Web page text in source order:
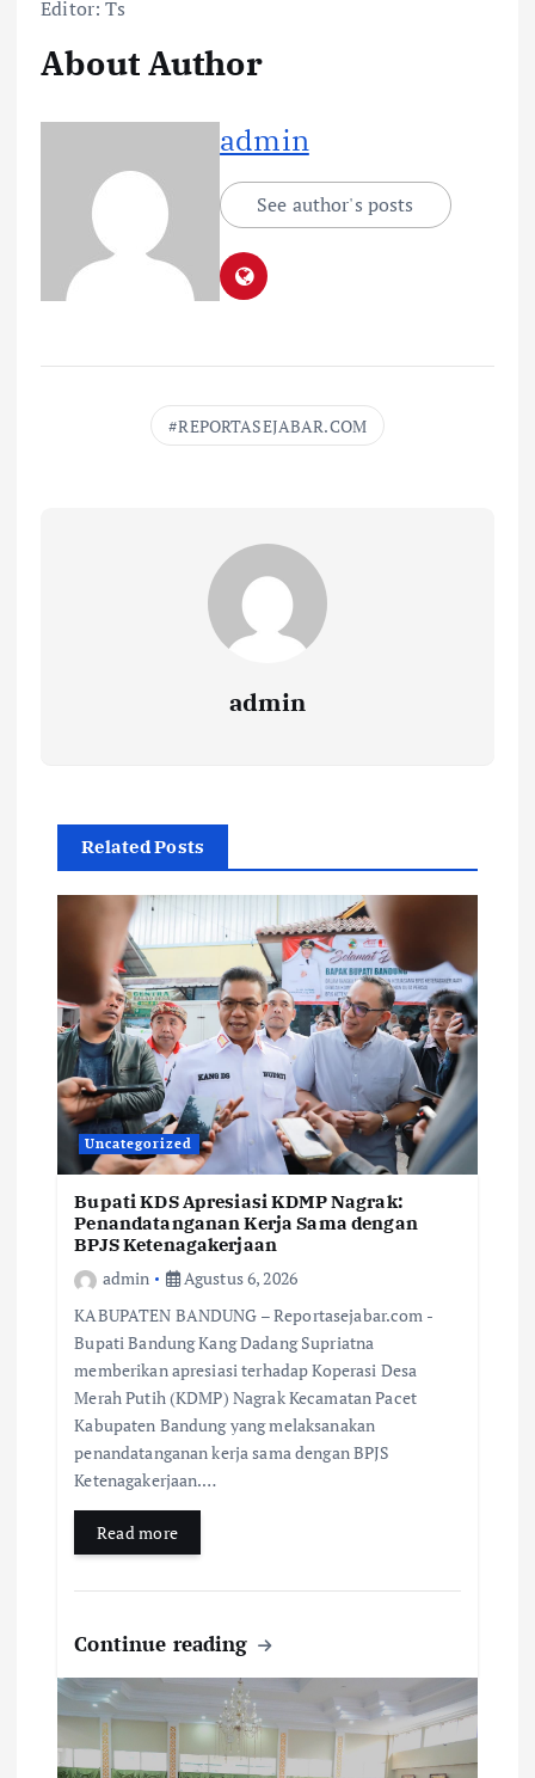
Editor: Ts
About Author
admin
See author's posts
REPORTASEJABAR.COM
admin
Related Posts
Uncategorized
Bupati KDS Apresiasi KDMP Nagrak:
Penandatanganan Kerja Sama dengan
BPJS Ketenagakerjaan
admin
Agustus 6, 2026
KABUPATEN BANDUNG – Reportasejabar.com -
Bupati Bandung Kang Dadang Supriatna
memberikan apresiasi terhadap Koperasi Desa
Merah Putih (KDMP) Nagrak Kecamatan Pacet
Kabupaten Bandung yang melaksanakan
penandatanganan kerja sama dengan BPJS
Ketenagakerjaan.…
Read more
Continue reading